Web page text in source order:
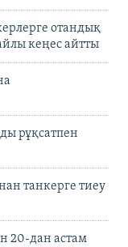
отандық
кеңес айтты
рұқсатпен
танкерге тиеу
20-дан астам